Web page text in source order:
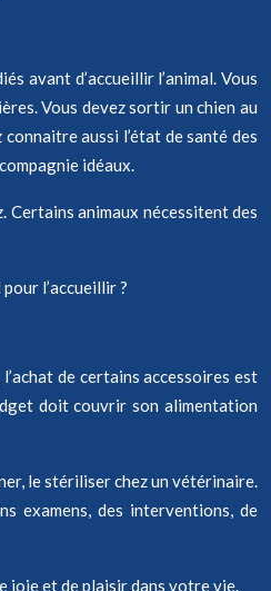
avant d’accueillir l’animal. Vous
Vous devez sortir un chien au
aussi l’état de santé des
idéaux.
Certains animaux nécessitent des
l’accueillir ?
de certains accessoires est
doit couvrir son alimentation
le stériliser chez un vétérinaire.
examens, des interventions, de
joie et de plaisir dans votre vie.